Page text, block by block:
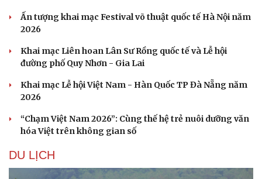
Ấn tượng khai mạc Festival võ thuật quốc tế Hà Nội năm
2026
Khai mạc Liên hoan Lân Sư Rồng quốc tế và Lễ hội
đường phố Quy Nhơn - Gia Lai
Khai mạc Lễ hội Việt Nam - Hàn Quốc TP Đà Nẵng năm
2026
“Chạm Việt Nam 2026”: Cùng thế hệ trẻ nuôi dưỡng văn
hóa Việt trên không gian số
DU LỊCH